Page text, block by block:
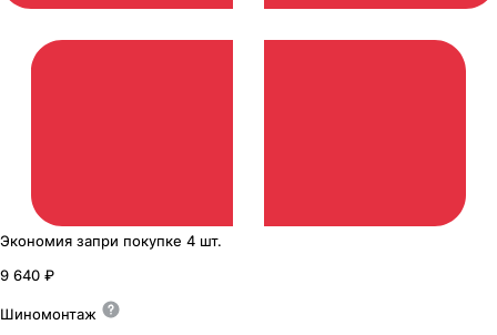
Экономия запри покупке 4 шт.
9 640 ₽
Шиномонтаж